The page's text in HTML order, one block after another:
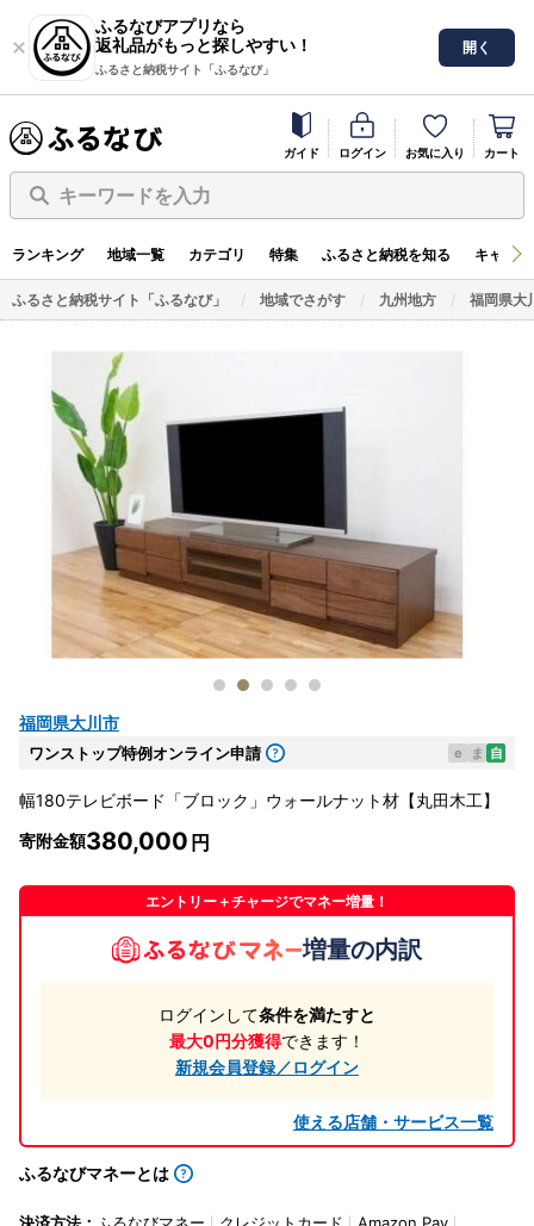
ふるなびアプリなら
返礼品がもっと探しやすい！
ふるさと納税サイト「ふるなび」
開く
ガイド ログイン お気に入り カート
キーワードを入力
ランキング 地域一覧 カテゴリ 特集 ふるさと納税を知る キャン
ふるさと納税サイト「ふるなび」 地域でさがす 九州地方 福岡県大
福岡県大川市
ワンストップ特例オンライン申請 e ま 自
幅180テレビボード「ブロック」ウォールナット材【丸田木工】
寄附金額380,000
エントリー＋チャージでマネー増量！
増量の内訳
ログインして条件を満たすと
最大0円分獲得できます！
新規会員登録／ログイン
使える店舗・サービス一覧
ふるなびマネーとは